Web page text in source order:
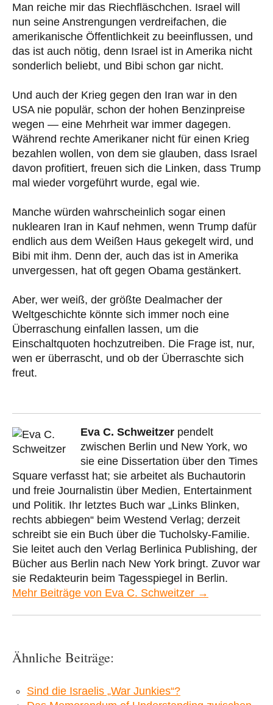
Man reiche mir das Riechfläschchen. Israel will
nun seine Anstrengungen verdreifachen, die
amerikanische Öffentlichkeit zu beeinflussen, und
das ist auch nötig, denn Israel ist in Amerika nicht
sonderlich beliebt, und Bibi schon gar nicht.
Und auch der Krieg gegen den Iran war in den
USA nie populär, schon der hohen Benzinpreise
wegen — eine Mehrheit war immer dagegen.
Während rechte Amerikaner nicht für einen Krieg
bezahlen wollen, von dem sie glauben, dass Israel
davon profitiert, freuen sich die Linken, dass Trump
mal wieder vorgeführt wurde, egal wie.
Manche würden wahrscheinlich sogar einen
nuklearen Iran in Kauf nehmen, wenn Trump dafür
endlich aus dem Weißen Haus gekegelt wird, und
Bibi mit ihm. Denn der, auch das ist in Amerika
unvergessen, hat oft gegen Obama gestänkert.
Aber, wer weiß, der größte Dealmacher der
Weltgeschichte könnte sich immer noch eine
Überraschung einfallen lassen, um die
Einschaltquoten hochzutreiben. Die Frage ist, nur,
wen er überrascht, und ob der Überraschte sich
freut.
Eva C. Schweitzer pendelt
zwischen Berlin und New York, wo
sie eine Dissertation über den Times
Square verfasst hat; sie arbeitet als Buchautorin
und freie Journalistin über Medien, Entertainment
und Politik. Ihr letztes Buch war „Links Blinken,
rechts abbiegen“ beim Westend Verlag; derzeit
schreibt sie ein Buch über die Tucholsky-Familie.
Sie leitet auch den Verlag Berlinica Publishing, der
Bücher aus Berlin nach New York bringt. Zuvor war
sie Redakteurin beim Tagesspiegel in Berlin.
Mehr Beiträge von Eva C. Schweitzer →
Ähnliche Beiträge:
Sind die Israelis „War Junkies“?